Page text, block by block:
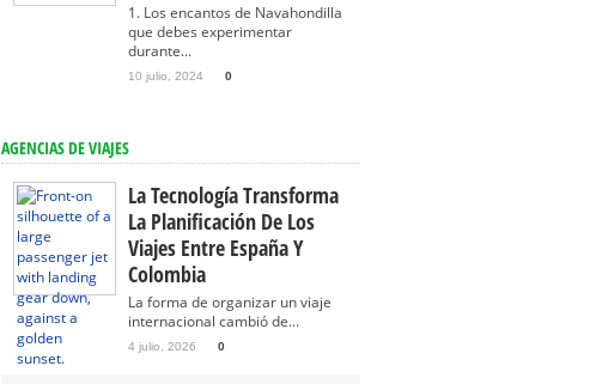
1. Los encantos de Navahondilla
que debes experimentar
durante...
10 julio, 2024 0
AGENCIAS DE VIAJES
La Tecnología Transforma
La Planificación De Los
Viajes Entre España Y
Colombia
La forma de organizar un viaje
internacional cambió de...
4 julio, 2026 0